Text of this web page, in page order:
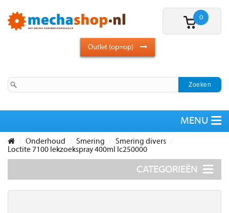
0
Outlet (op=op)
Onderhoud Smering
Smering divers
Loctite 7100 lekzoekspray 400ml lc250000